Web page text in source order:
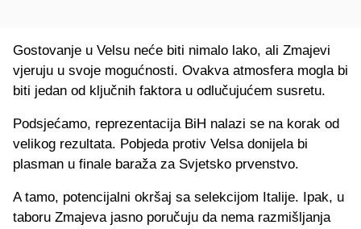
Gostovanje u Velsu neće biti nimalo lako, ali Zmajevi
vjeruju u svoje mogućnosti. Ovakva atmosfera mogla bi
biti jedan od ključnih faktora u odlučujućem susretu.
Podsjećamo, reprezentacija BiH nalazi se na korak od
velikog rezultata. Pobjeda protiv Velsa donijela bi
plasman u finale baraža za Svjetsko prvenstvo.
A tamo, potencijalni okršaj sa selekcijom Italije. Ipak, u
taboru Zmajeva jasno poručuju da nema razmišljanja